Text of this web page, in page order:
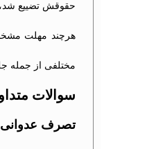
حقوقش تضییع شد،
هرچند مهلت
مختلفی از جمله
سوالات
تصرف